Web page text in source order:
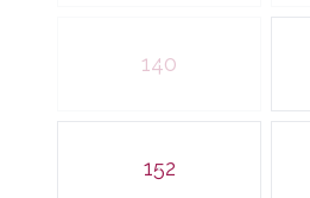
140
152